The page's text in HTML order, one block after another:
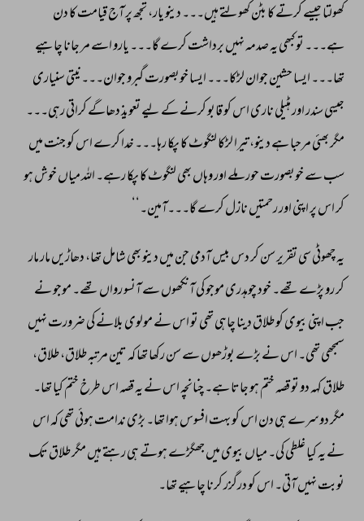
کھولتا جیسے کرتے کا بٹن کھولتے ہیں۔۔۔ دینو یار، تجھ پر آج قیامت کا دن
ہے۔۔۔ تو کبھی یہ صدمہ نہیں برداشت کرے گا۔۔۔ یارو اسے مر جانا چاہیے
تھا۔۔۔ ایسا حشین جوان لڑکا۔۔۔ ایسا خوبصورت گبرو جوان۔۔۔نیتی سنیاری
جیسی سندر اور ہٹیلی ناری اس کو قابو کرنے کے لیے تعویذ دھاگے کراتی رہی۔۔۔
مگر بھئی مرحبا ہے دینو، تیرا لڑکا لنگوٹ کا پکا رہا۔۔۔ خدا کرے اس کو جنت میں
سب سے خوبصورت حور ملے اور وہاں بھی لنگوٹ کا پکا رہے۔ اللہ میاں خوش ہو
کر اس پر اپنی اور رحمتیں نازل کرے گا۔۔۔آمین۔‘‘
یہ چھوٹی سی تقریر سن کر دس بیس آدمی جن میں دینو بھی شامل تھا، دھاڑیں مار مار
کر رو پڑے تھے۔ خود چوہدری موجو کی آنکھوں سے آنسو رواں تھے۔ موجو نے
جب اپنی بیوی کو طلاق دینا چاہی تھی تو اس نے مولوی بلانے کی ضرورت نہیں
سمجھی تھی۔ اس نے بڑے بوڑھوں سے سن رکھا تھا کہ تین مرتبہ طلاق، طلاق،
طلاق کہہ دو تو قصہ ختم ہو جاتا ہے۔ چنانچہ اس نے یہ قصہ اس طرخ ختم کیا تھا۔
مگر دوسرے ہی دن اس کو بہت افسوس ہوا تھا۔ بڑی ندامت ہوئی تھی کہ اس
نے یہ کیا غلطی کی۔ میاں بیوی میں جھگڑے ہوتے ہی رہتے ہیں مگر طلاق تک
نوبت نہیں آتی۔ اس کو درگزر کرنا چاہیے تھا۔